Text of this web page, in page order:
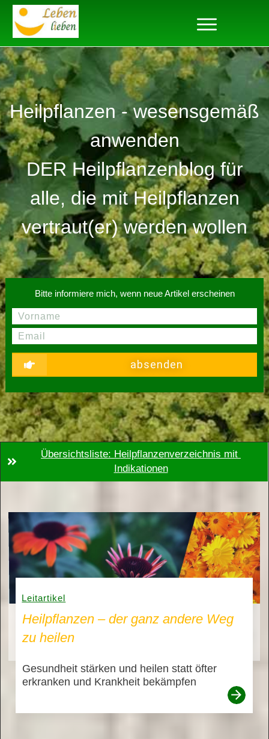
Heilpflanzen - wesensgemäß
anwenden
DER Heilpflanzenblog für
alle, die mit Heilpflanzen
vertraut(er) werden wollen
Bitte informiere mich, wenn neue Artikel erscheinen
absenden
Übersichtsliste: Heilpflanzenverzeichnis mit
Indikationen
Leitartikel
Heilpflanzen – der ganz andere Weg
zu heilen
Gesundheit stärken und heilen statt öfter
erkranken und Krankheit bekämpfen